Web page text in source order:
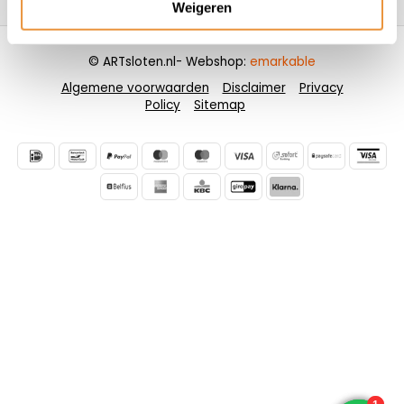
Weigeren
Algemene voorwaarden Disclaimer
Privacy
Policy
Sitemap
© ARTsloten.nl- Webshop: emarkable